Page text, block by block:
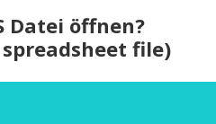
Datei öffnen?
file)